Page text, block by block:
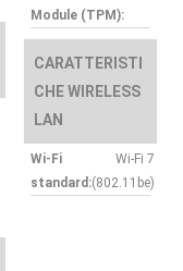
Module (TPM):
CARATTERISTI
CHE WIRELESS
LAN
Wi-Fi
standard:
Wi-Fi 7
(802.11be)